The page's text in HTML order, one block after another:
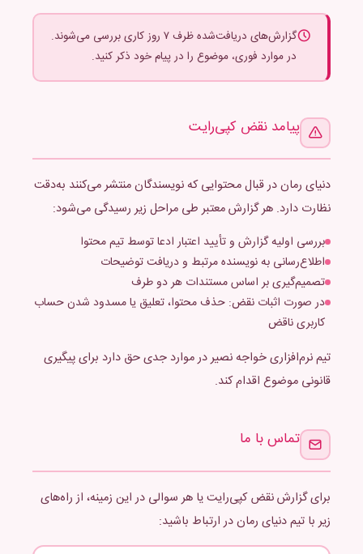
گزارش‌های دریافت‌شده ظرف ۷ روز کاری بررسی می‌شوند.
در موارد فوری، موضوع را در پیام خود ذکر کنید.
پیامد نقض کپی‌رایت
دنیای رمان در قبال محتوایی که نویسندگان منتشر می‌کنند به‌دقت
نظارت دارد. هر گزارش معتبر طی مراحل زیر رسیدگی می‌شود:
بررسی اولیه گزارش و تأیید اعتبار ادعا توسط تیم محتوا
اطلاع‌رسانی به نویسنده مرتبط و دریافت توضیحات
تصمیم‌گیری بر اساس مستندات هر دو طرف
در صورت اثبات نقض: حذف محتوا، تعلیق یا مسدود شدن حساب
کاربری ناقض
تیم نرم‌افزاری خواجه نصیر در موارد جدی حق دارد برای پیگیری
قانونی موضوع اقدام کند.
تماس با ما
برای گزارش نقض کپی‌رایت یا هر سوالی در این زمینه، از راه‌های
زیر با تیم دنیای رمان در ارتباط باشید: